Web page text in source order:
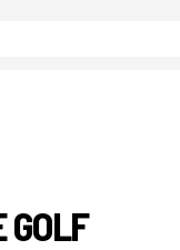
GOLF